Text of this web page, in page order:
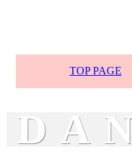
TOP PAGE